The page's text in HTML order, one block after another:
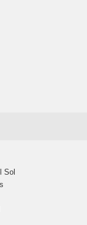
Sol